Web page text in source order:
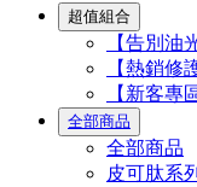
超值組合
【告別油
【熱銷修
【新客專
全部商品
全部商品
皮可肽系列